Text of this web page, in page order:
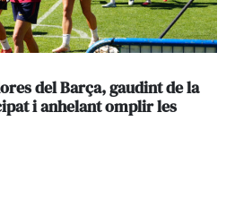
del Barça, gaudint de la
i anhelant omplir les